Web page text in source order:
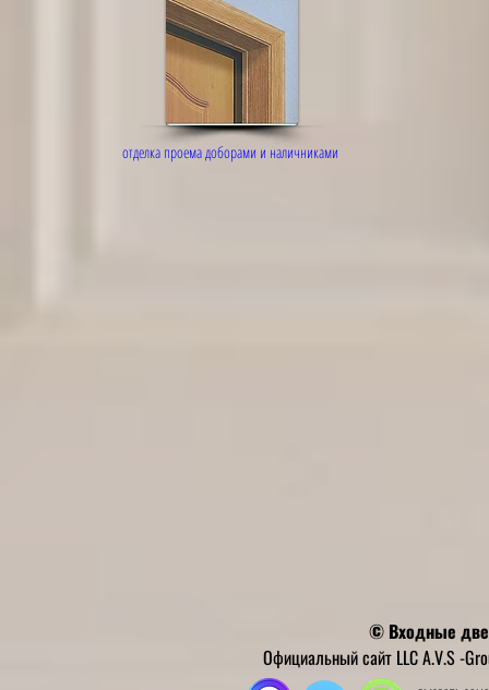
отделка проема доборами и наличниками
© Входные
Официальный сайт LLC A.V.S -